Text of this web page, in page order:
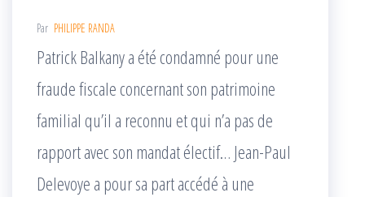
Par PHILIPPE RANDA
Patrick Balkany a été condamné pour une
fraude fiscale concernant son patrimoine
familial qu’il a reconnu et qui n’a pas de
rapport avec son mandat électif… Jean-Paul
Delevoye a pour sa part accédé à une